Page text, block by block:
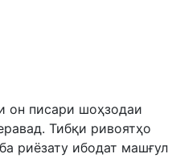
он писари шоҳзодаи
Тибқи ривоятҳо
риёзату ибодат машғул